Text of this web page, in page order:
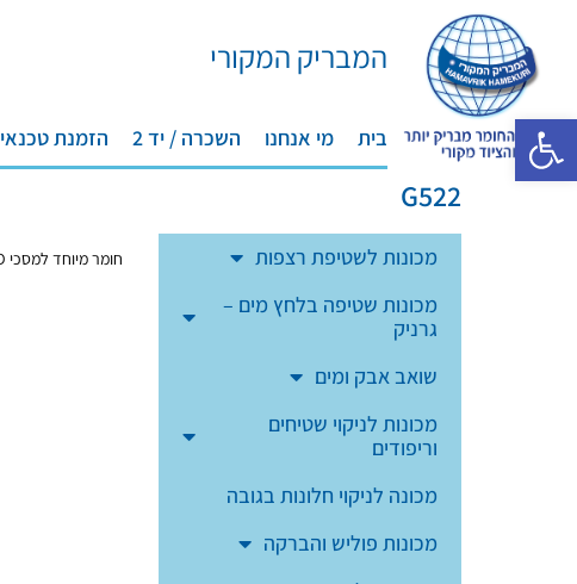
פתח סרגל נגישות
המבריק המקורי
בית מי אנחנו השכרה / יד 2 הזמנת טכנאי
G522
מכונות לשטיפת רצפות
מכונות שטיפה בלחץ מים –
גרניק
שואב אבק ומים
מכונות לניקוי שטיחים
וריפודים
מכונה לניקוי חלונות בגובה
מכונות פוליש והברקה
חומר מיוחד למסכי LCD מראות מחשבים רהיטים